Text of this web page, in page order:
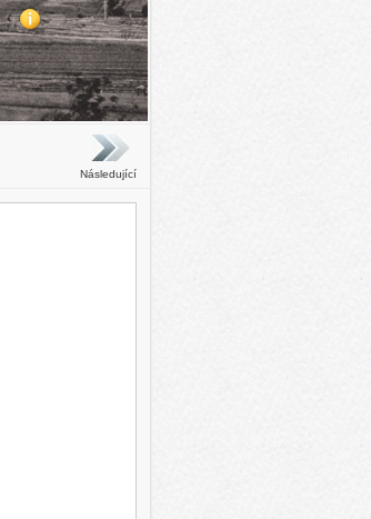
Následující